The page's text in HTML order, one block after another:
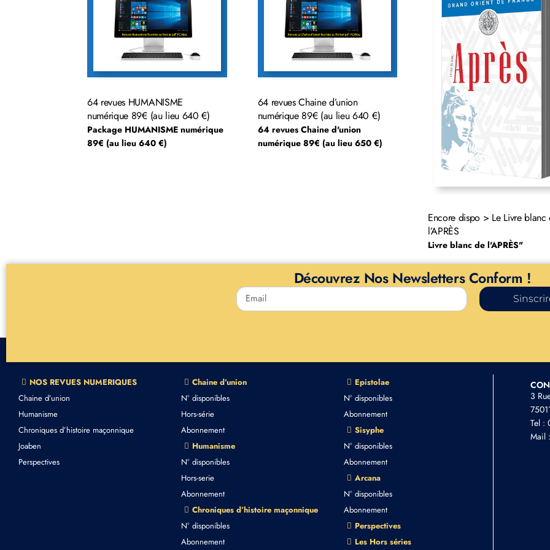
64 revues HUMANISME
numérique 89€ (au lieu 640 €)
Package HUMANISME numérique
89€ (au lieu 640 €)
64 revues Chaine d’union
numérique 89€ (au lieu 640 €)
64 revues Chaine d'union
numérique 89€ (au lieu 650 €)
Encore dispo > Le Livre blanc
l’APRÈS
Livre blanc de l'APRÈS"
Découvrez Nos Newsletters Conform !
NOS REVUES NUMERIQUES
Chaine d’union
Humanisme
Chroniques d’histoire maçonnique
Joaben
Perspectives
Chaine d’union
N° disponibles
Hors-série
Abonnement
Humanisme
N° disponibles
Hors-serie
Abonnement
Chroniques d’histoire maçonnique
N° disponibles
Abonnement
Epistolae
N° disponibles
Abonnement
Sisyphe
N° disponibles
Abonnement
Arcana
N° disponibles
Abonnement
Perspectives
Les Hors séries
3
Tel :
Mail